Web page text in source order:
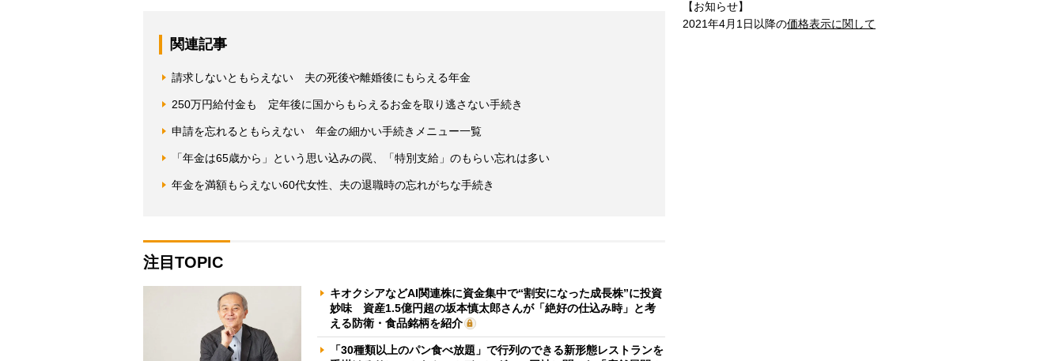
関連記事
請求しないともらえない 夫の死後や離婚後にもらえる年金
250万円給付金も 定年後に国からもらえるお金を取り逃さない手続き
申請を忘れるともらえない 年金の細かい手続きメニュー一覧
「年金は65歳から」という思い込みの罠、「特別支給」のもらい忘れは多い
年金を満額もらえない60代女性、夫の退職時の忘れがちな手続き
注目TOPIC
キオクシアなどAI関連株に資金集中で“割安になった成長株”に投資
妙味 資産1.5億円超の坂本慎太郎さんが「絶好の仕込み時」と考
える防衛・食品銘柄を紹介
「30種類以上のパン食べ放題」で行列のできる新形態レストランを
【お知らせ】
2021年4月1日以降の価格表示に関して